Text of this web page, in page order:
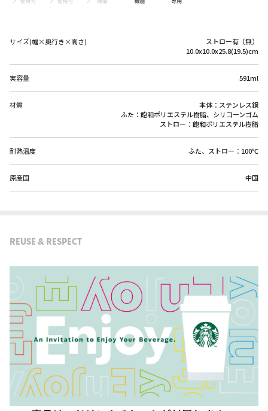
サイズ(幅×奥行き×高さ)
ストロー有（無）
10.0x10.0x25.8(19.5)cm
実容量 591ml
材質
本体：ステンレス鋼
ふた：飽和ポリエステル樹脂、シリコーンゴム
ストロー：飽和ポリエステル樹脂
耐熱温度 ふた、ストロー：100℃
原産国 中国
REUSE & RESPECT